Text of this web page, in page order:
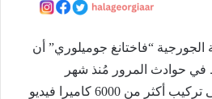
“فاختانغ جوميلوري” أن
في حوادث المرور مُنذ شهر
ديسمبر 2022، وهذا يعود إلى تركيب أكثر من 6000 كاميرا فيديو